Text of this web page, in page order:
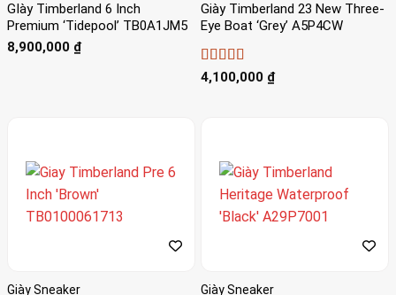
GIày Timberland 6 Inch
Premium ‘Tidepool’ TB0A1JM5
8,900,000 ₫
Giày Timberland 23 New Three-
Eye Boat ‘Grey’ A5P4CW
Được xếp
4,100,000 ₫
Giày Sneaker Giày Sneaker